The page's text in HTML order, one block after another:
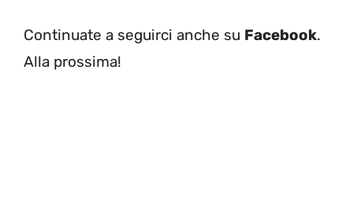
Continuate a seguirci anche su Facebook.
Alla prossima!